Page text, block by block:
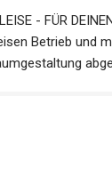
- FÜR
Betrieb und